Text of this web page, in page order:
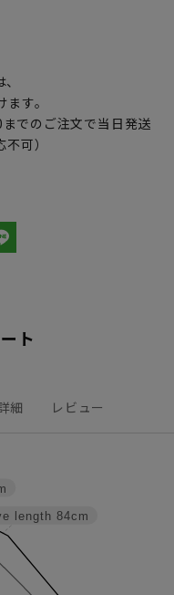
す。
でのご注文で当日発送
可）
ト
細 レビュー
length 84cm